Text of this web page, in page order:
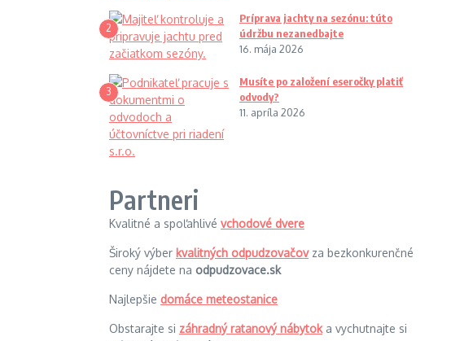
2
Príprava jachty na sezónu: túto
údržbu nezanedbajte
16. mája 2026
3
Musíte po založení eseročky platiť
odvody?
11. apríla 2026
Partneri
Kvalitné a spoľahlivé vchodové dvere
Široký výber kvalitných odpudzovačovza bezkonkurenčné
ceny nájdete na odpudzovace.sk
Najlepšie domáce meteostanice
Obstarajte si záhradný ratanový nábytoka vychutnajte si